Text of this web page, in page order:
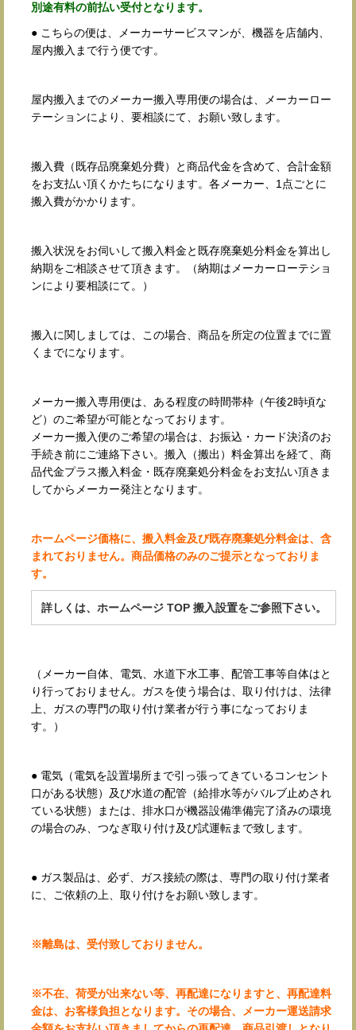
別途有料の前払い受付となります。
● こちらの便は、メーカーサービスマンが、機器を店舗内、
屋内搬入まで行う便です。
屋内搬入までのメーカー搬入専用便の場合は、メーカーロー
テーションにより、要相談にて、お願い致します。
搬入費（既存品廃棄処分費）と商品代金を含めて、合計金額
をお支払い頂くかたちになります。各メーカー、1点ごとに
搬入費がかかります。
搬入状況をお伺いして搬入料金と既存廃棄処分料金を算出し
納期をご相談させて頂きます。（納期はメーカーローテショ
ンにより要相談にて。）
搬入に関しましては、この場合、商品を所定の位置までに置
くまでになります。
メーカー搬入専用便は、ある程度の時間帯枠（午後2時頃な
ど）のご希望が可能となっております。
メーカー搬入便のご希望の場合は、お振込・カード決済のお
手続き前にご連絡下さい。搬入（搬出）料金算出を経て、商
品代金プラス搬入料金・既存廃棄処分料金をお支払い頂きま
してからメーカー発注となります。
ホームページ価格に、搬入料金及び既存廃棄処分料金は、含
まれておりません。商品価格のみのご提示となっておりま
す。
詳しくは、ホームページ TOP 搬入設置をご参照下さい。
（メーカー自体、電気、水道下水工事、配管工事等自体はと
り行っておりません。ガスを使う場合は、取り付けは、法律
上、ガスの専門の取り付け業者が行う事になっておりま
す。）
● 電気（電気を設置場所まで引っ張ってきているコンセント
口がある状態）及び水道の配管（給排水等がバルブ止めされ
ている状態）または、排水口が機器設備準備完了済みの環境
の場合のみ、つなぎ取り付け及び試運転まで致します。
● ガス製品は、必ず、ガス接続の際は、専門の取り付け業者
に、ご依頼の上、取り付けをお願い致します。
※離島は、受付致しておりません。
※不在、荷受が出来ない等、再配達になりますと、再配達料
金は、お客様負担となります。その場合、メーカー運送請求